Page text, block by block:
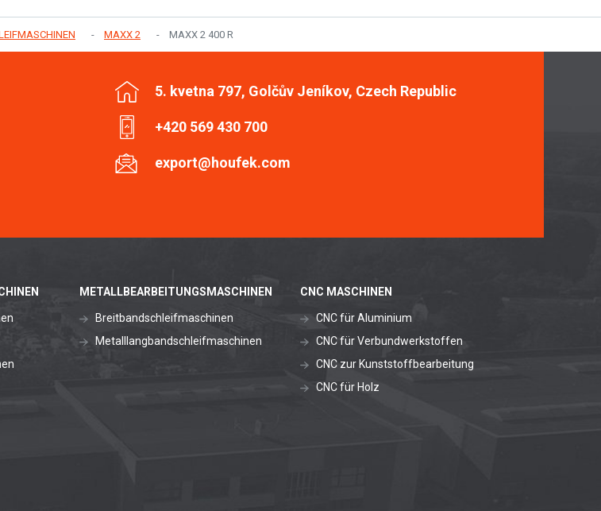
MAXX 2 MAXX 2 400 R
5. kvetna 797, Golčův Jeníkov, Czech Republic
+420 569 430 700
export@houfek.com
METALLBEARBEITUNGSMASCHINEN
Breitbandschleifmaschinen
Metalllangbandschleifmaschinen
CNC MASCHINEN
CNC für Aluminium
CNC für Verbundwerkstoffen
CNC zur Kunststoffbearbeitung
CNC für Holz